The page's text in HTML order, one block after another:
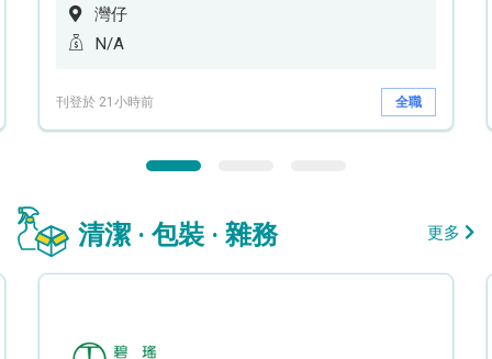
灣仔
N/A
刊登於 21小時前 全職
清潔 · 包裝 · 雜務 更多